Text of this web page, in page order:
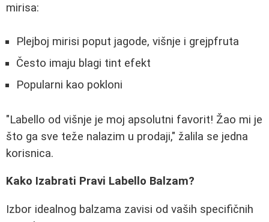
mirisa:
Plejboj mirisi poput jagode, višnje i grejpfruta
Često imaju blagi tint efekt
Popularni kao pokloni
"Labello od višnje je moj apsolutni favorit! Žao mi je
što ga sve teže nalazim u prodaji," žalila se jedna
korisnica.
Kako Izabrati Pravi Labello Balzam?
Izbor idealnog balzama zavisi od vaših specifičnih